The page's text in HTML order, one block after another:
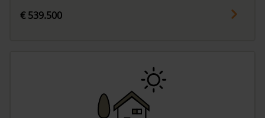
€ 539.500